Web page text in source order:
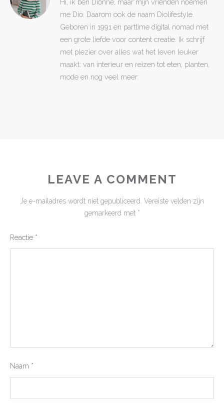
Hi, ik ben Dionne, maar mijn vrienden noemen
me Dio. Daarom ook de naam Diolifestyle.
Geboren in 1991 en parttime digital nomad met
een grote liefde voor content creatie. Ik schrijf
met plezier over alles wat het leven leuker
maakt: van interieur en reizen tot eten, planten,
mode en nog veel meer.
LEAVE A COMMENT
Je e-mailadres wordt niet gepubliceerd. Vereiste velden zijn
gemarkeerd met *
Reactie *
Naam *